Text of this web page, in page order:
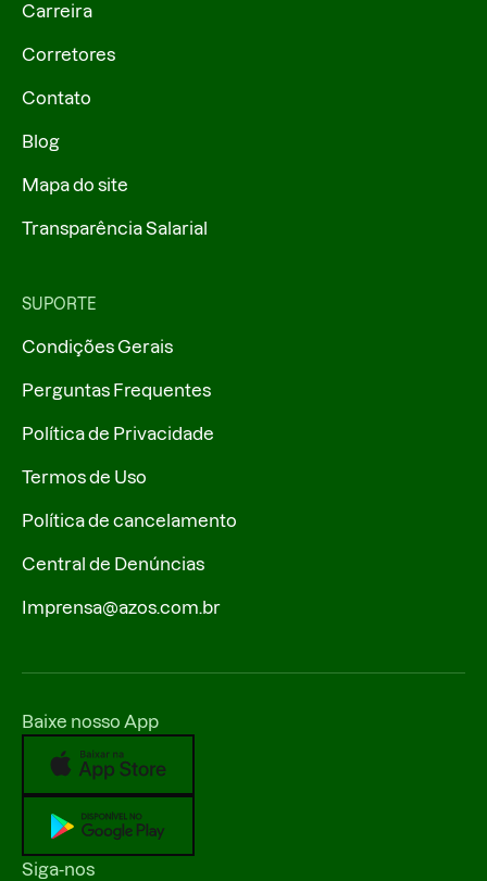
Carreira
Corretores
Contato
Blog
Mapa do site
Transparência Salarial
SUPORTE
Condições Gerais
Perguntas Frequentes
Política de Privacidade
Termos de Uso
Política de cancelamento
Central de Denúncias
Imprensa@azos.com.br
Baixe nosso App
Siga-nos